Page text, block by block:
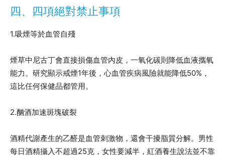
四、四項絕對禁止事項
1.吸煙等於血管自殘
煙草中尼古丁會直接損傷血管內皮，一氧化碳則降低血液攜氧
能力。研究顯示戒煙1年後，心血管疾病風險就能降低50%，
這比任何保健品都管用。
2.酗酒加速斑塊破裂
酒精代謝產生的乙醛是血管刺激物，還會干擾脂質分解。男性
每日酒精攝入不超過25克，女性要減半，紅酒養生說法並不靠